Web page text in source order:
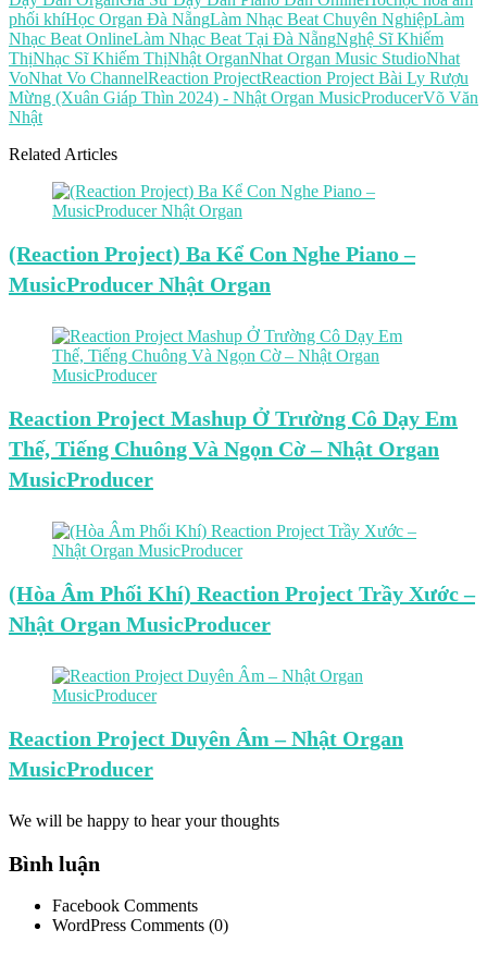
phối khíHọc Organ Đà NẵngLàm Nhạc Beat Chuyên NghiệpLàm
Nhạc Beat OnlineLàm Nhạc Beat Tại Đà NẵngNghệ Sĩ Khiếm
ThịNhạc Sĩ Khiếm ThịNhật OrganNhat Organ Music StudioNhat
VoNhat Vo ChannelReaction ProjectReaction Project Bài Ly Rượu
Mừng (Xuân Giáp Thìn 2024) - Nhật Organ MusicProducerVõ Văn
Nhật
Related Articles
(Reaction Project) Ba Kể Con Nghe Piano –
MusicProducer Nhật Organ
Reaction Project Mashup Ở Trường Cô Dạy Em
Thế, Tiếng Chuông Và Ngọn Cờ – Nhật Organ
MusicProducer
(Hòa Âm Phối Khí) Reaction Project Trầy Xước –
Nhật Organ MusicProducer
Reaction Project Duyên Âm – Nhật Organ
MusicProducer
We will be happy to hear your thoughts
Bình luận
Facebook Comments
WordPress Comments (0)